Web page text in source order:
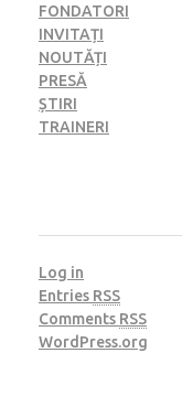
FONDATORI
INVITAȚI
NOUTĂȚI
PRESĂ
ȘTIRI
TRAINERI
Log in
Entries RSS
Comments RSS
WordPress.org